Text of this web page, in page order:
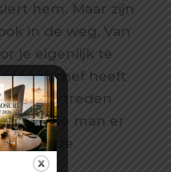
hem. Maar zijn
in de weg. Van
je eigenlijk te
topchef heeft
te treden
is hij de man er
borst te